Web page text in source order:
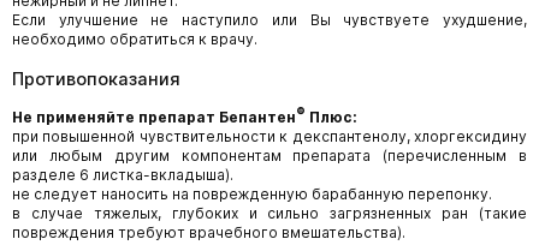
Если улучшение не наступило или Вы чувствуете ухудшение,
необходимо обратиться к врачу.
Противопоказания
Не применяйте препарат Бепантен® Плюс:
при повышенной чувствительности к декспантенолу, хлоргексидину
или любым другим компонентам препарата (перечисленным в
разделе 6 листка-вкладыша).
не следует наносить на поврежденную барабанную перепонку.
в случае тяжелых, глубоких и сильно загрязненных ран (такие
повреждения требуют врачебного вмешательства).